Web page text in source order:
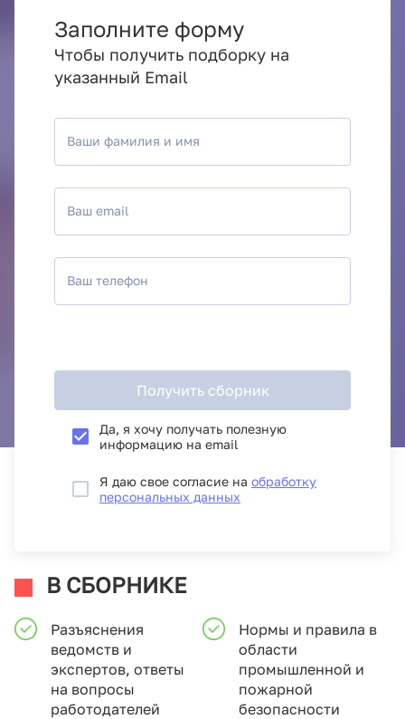
Заполните форму
Чтобы получить подборку на
указанный Email
Ваши фамилия и имя
Ваш email
Ваш телефон
Получить сборник
Да, я хочу получать полезную
информацию на email
Я даю свое согласие на обработку
персональных данных
В СБОРНИКЕ
Разъяснения
ведомств и
экспертов, ответы
на вопросы
работодателей
Нормы и правила в
области
промышленной и
пожарной
безопасности